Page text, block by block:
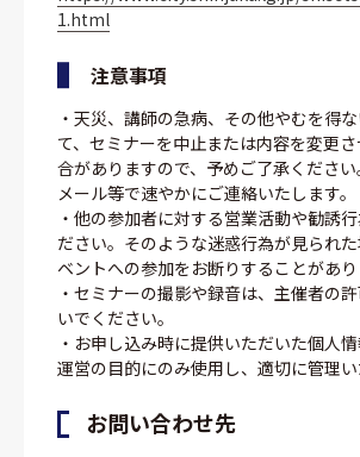
1.html
注意事項
・天災、講師の急病、その他やむを得
て、セミナーを中止または内容を変更
合がありますので、予めご了承ください
メール等で速やかにご連絡いたします。
・他の参加者に対する営業活動や勧誘
ださい。そのような迷惑行為が見られ
ベントへの参加をお断りすることがあり
・セミナーの撮影や録音は、主催者の
いでください。
・お申し込み時に提供いただいた個人
運営の目的にのみ使用し、適切に管理い
お問い合わせ先